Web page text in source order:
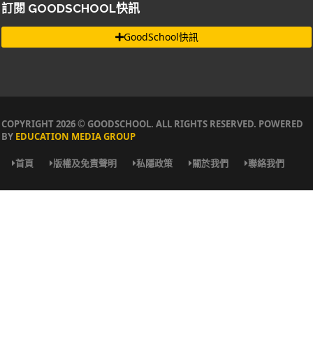
訂閱 GOODSCHOOL快訊
GoodSchool快訊
COPYRIGHT 2026 © GOODSCHOOL. ALL RIGHTS RESERVED. POWERED
BY EDUCATION MEDIA GROUP
首頁 版權及免責聲明 私隱政策 關於我們 聯絡我們